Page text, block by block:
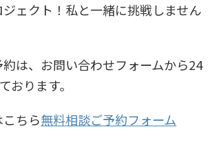
ェクト！私と一緒に挑戦しません
は、お問い合わせフォームから24
おります。
ちら無料相談ご予約フォーム